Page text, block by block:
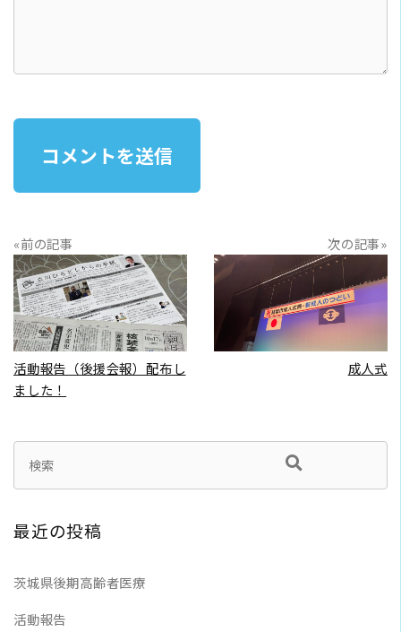
«前の記事
READ MORE
活動報告（後援会報）配布し
ました！
次の記事»
READ MORE
成人式
最近の投稿
茨城県後期高齢者医療
活動報告